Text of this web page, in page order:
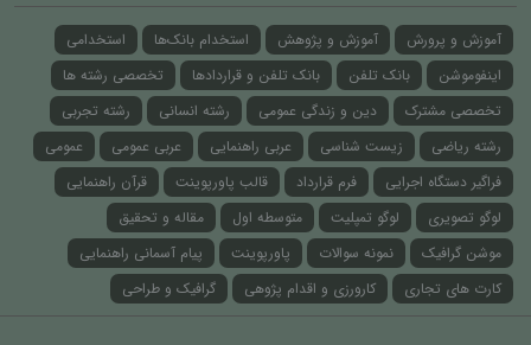
آموزش و پرورش آموزش و پژوهش استخدام بانک‌ها
استخدامی
اینفوموشن
بانک تلفن بانک تلفن و قراردادها
تخصصی رشته ها
تخصصی مشترک
دین و زندگی عمومی رشته انسانی
رشته تجربی
رشته ریاضی
زیست شناسی عربی راهنمایی عربی عمومی
عمومی
فراگیر دستگاه اجرایی
فرم قرارداد قالب پاورپوینت
قرآن راهنمایی
لوگو تصویری
لوگو تمپلیت متوسطه اول
مقاله و تحقیق
موشن گرافیک
نمونه سوالات پاورپوینت
پیام آسمانی راهنمایی
کارت های تجاری
کارورزی و اقدام پژوهی گرافیک و طراحی